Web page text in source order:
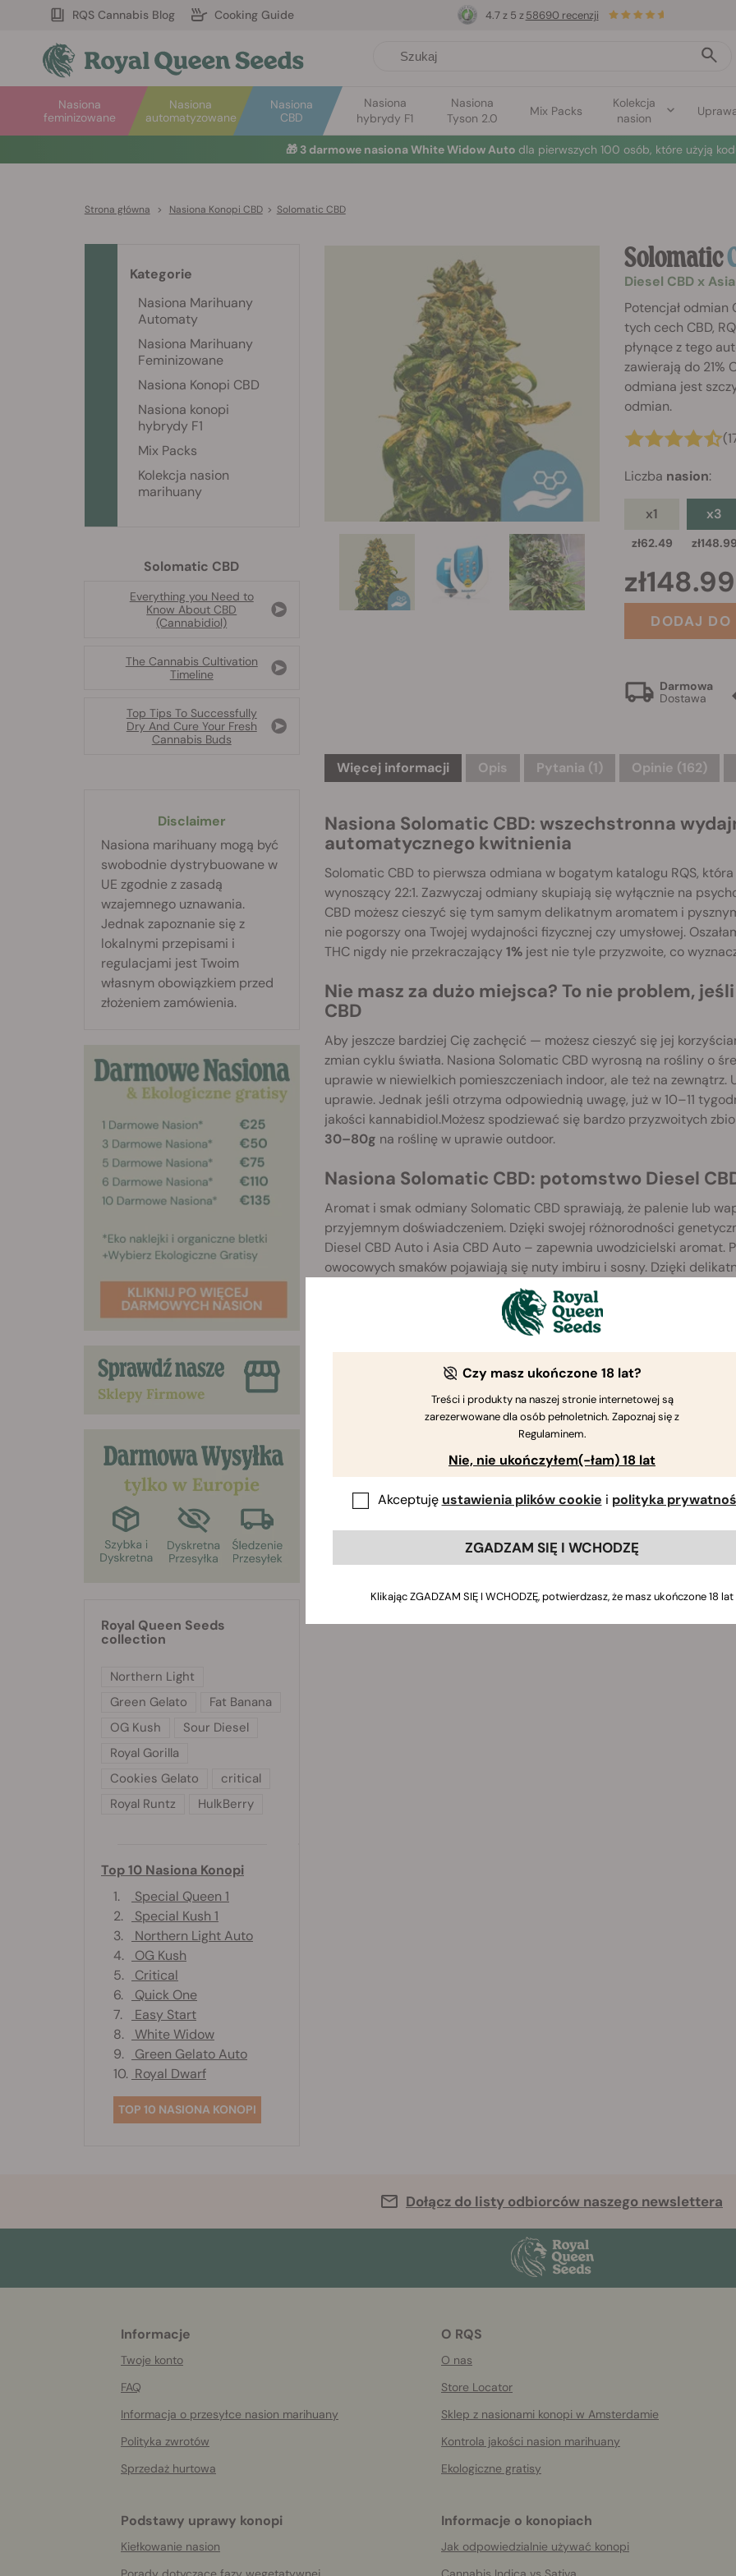
RQS Cannabis Blog Cooking Guide
Nasiona
automatyzowane
Nasiona
feminizowane
Nasiona
CBD
Nasiona
hybrydy F1
Nasiona
Tyson 2.0
Mix Packs
Kolekcja
nasion
4.7 z 5 z 58690 recenzji
🎁 3 darmowe nasiona White Widow Auto dla pierwszych 100 osób, które użyją
Strona główna > Nasiona Konopi CBD > Solomatic CBD
Solomatic
Diesel CBD x
Potencjał odmian
tych cech CBD,
płynące z tego
zawierają do 21%
odmiana jest
odmian.
Liczba nasion:
x1
zł62.49
x3
zł148.99
DODAJ DO
Darmowa
Dostawa
Więcej informacji Opis Pytania (1) Opinie (162)
Nasiona Solomatic CBD: wszechstronna
automatycznego kwitnienia
Solomatic CBD to pierwsza odmiana w bogatym katalogu RQS,
wynoszący 22:1. Zazwyczaj odmiany skupiają się wyłącznie na
CBD możesz cieszyć się tym samym delikatnym aromatem i
nie pogorszy ona Twojej wydajności fizycznej czy umysłowej.
THC nigdy nie przekraczający1%jest nie tyle przyzwoite, co
Nie masz za dużo miejsca? To nie problem,
CBD
Aby jeszcze bardziej Cię zachęcić — możesz cieszyć się jej
zmian cyklu światła. Nasiona Solomatic CBD wyrosną na rośliny o
uprawie w niewielkich pomieszczeniach indoor, ale też na zewnątrz.
uprawie. Jednak jeśli otrzyma odpowiednią uwagę, już w 10–11
jakości kannabidiol.Możesz spodziewać się bardzo przyzwoitych
30–80g na roślinę w uprawie outdoor.
Nasiona Solomatic CBD: potomstwo Diesel
Aromat i smak odmiany Solomatic CBD sprawiają, że palenie lub
przyjemnym doświadczeniem. Dzięki swojej różnorodności
Diesel CBD Auto i Asia CBD Auto – zapewnia uwodzicielski aromat.
owocowych smaków pojawiają się nuty imbiru i sosny. Dzięki
tej odmiany, nasiona te są idealne dla tych, którzy chcą uprawiać
Kategorie
Nasiona Marihuany
Automaty
Nasiona Marihuany
Feminizowane
Nasiona Konopi CBD
Nasiona konopi
hybrydy F1
Mix Packs
Kolekcja nasion
marihuany
Solomatic CBD
Everything you Need to
Know About CBD
(Cannabidiol)
The Cannabis Cultivation
Timeline
Top Tips To Successfully
Dry And Cure Your Fresh
Cannabis Buds
Disclaimer
Nasiona marihuany mogą być
swobodnie dystrybuowane w
UE zgodnie z zasadą
wzajemnego uznawania.
Jednak zapoznanie się z
lokalnymi przepisami i
regulacjami jest Twoim
własnym obowiązkiem przed
złożeniem zamówienia.
Royal Queen Seeds
collection
Northern Light
Green Gelato
Fat Banana
OG Kush
Sour Diesel
Royal Gorilla
Cookies Gelato
critical
Royal Runtz
HulkBerry
Top 10 Nasiona Konopi
1.
Special Queen 1
2.
Special Kush 1
3.
Northern Light Auto
4.
OG Kush
5.
Critical
6.
Quick One
7.
Easy Start
8.
White Widow
9.
Green Gelato Auto
10. Royal Dwarf
TOP 10 NASIONA KONOPI
Dołącz do listy odbiorców naszego newslettera
Informacje
Twoje konto
FAQ
Informacja o przesyłce nasion marihuany
Polityka zwrotów
Sprzedaż hurtowa
O RQS
O nas
Store Locator
Sklep z nasionami konopi w Amsterdamie
Kontrola jakości nasion marihuany
Ekologiczne gratisy
Podstawy uprawy konopi
Kiełkowanie nasion
Informacje o konopiach
Jak odpowiedzialnie używać konopi
Czy masz ukończone 18 lat?
Treści i produkty na naszej stronie internetowej są
zarezerwowane dla osób pełnoletnich. Zapoznaj się z
Regulaminem.
Nie, nie ukończyłem(-łam) 18 lat
Akceptuję ustawienia plików cookie i polityka
ZGADZAM SIĘ I WCHODZĘ
Klikając ZGADZAM SIĘ I WCHODZĘ, potwierdzasz, że masz ukończone 18 lat